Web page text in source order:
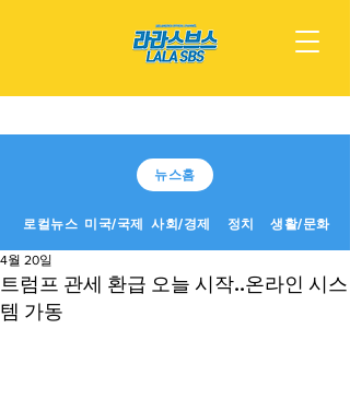
뉴스홈
로컬뉴스 미국/국제 사회/경제 정치 생활/문화
트럼프 관세 환급 오늘 시작..온라인 시스
템 가동
4월 20일